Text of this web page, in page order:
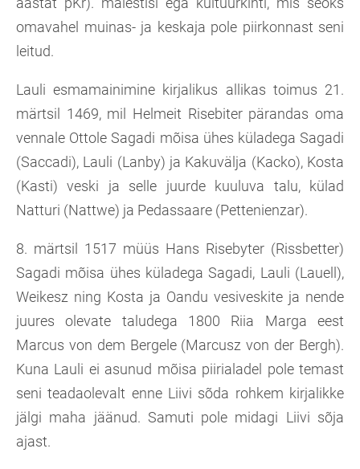
omavahel muinas- ja keskaja pole piirkonnast seni
leitud.
Lauli esmamainimine kirjalikus allikas toimus 21.
märtsil 1469, mil Helmeit Risebiter pärandas oma
vennale Ottole Sagadi mõisa ühes küladega Sagadi
(Saccadi), Lauli (Lanby) ja Kakuvälja (Kacko), Kosta
(Kasti) veski ja selle juurde kuuluva talu, külad
Natturi (Nattwe) ja Pedassaare (Pettenienzar).
8. märtsil 1517 müüs Hans Risebyter (Rissbetter)
Sagadi mõisa ühes küladega Sagadi, Lauli (Lauell),
Weikesz ning Kosta ja Oandu vesiveskite ja nende
juures olevate taludega 1800 Riia Marga eest
Marcus von dem Bergele (Marcusz von der Bergh).
Kuna Lauli ei asunud mõisa piirialadel pole temast
seni teadaolevalt enne Liivi sõda rohkem kirjalikke
jälgi maha jäänud. Samuti pole midagi Liivi sõja
ajast.